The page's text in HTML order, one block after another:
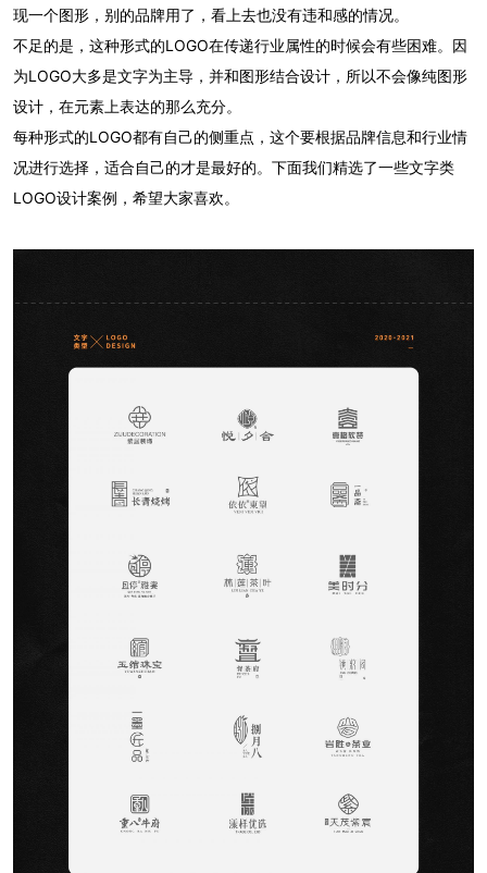
现一个图形，别的品牌用了，看上去也没有违和感的情况。
不足的是，这种形式的LOGO在传递行业属性的时候会有些困难。因
为LOGO大多是文字为主导，并和图形结合设计，所以不会像纯图形
设计，在元素上表达的那么充分。
每种形式的LOGO都有自己的侧重点，这个要根据品牌信息和行业情
况进行选择，适合自己的才是最好的。下面我们精选了一些文字类
LOGO设计案例，希望大家喜欢。